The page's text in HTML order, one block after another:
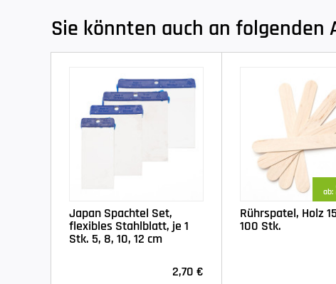
Sie könnten auch an
Japan Spachtel Set,
flexibles Stahlblatt, je 1
Stk. 5, 8, 10, 12 cm
2,70 €
ab:
Rührspatel, Holz
100 Stk.